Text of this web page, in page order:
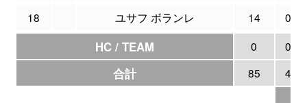
18
ユサフ ボランレ 14 0
HC / TEAM 0 0
合計 85 4